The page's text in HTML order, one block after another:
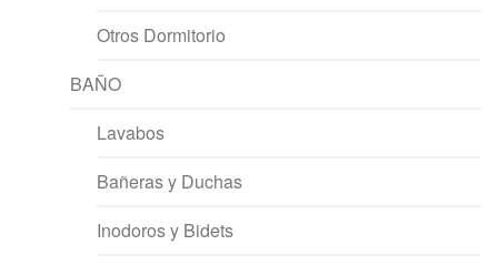
Otros Dormitorio
BAÑO
Lavabos
Bañeras y Duchas
Inodoros y Bidets